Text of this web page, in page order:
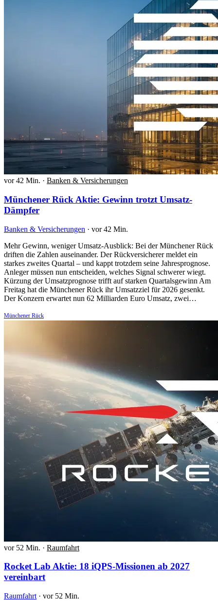
vor 42 Min. · Banken & Versicherungen
Münchener Rück Aktie: Gewinn trotzt Umsatz-
Dämpfer
Banken & Versicherungen · vor 42 Min.
Mehr Gewinn, weniger Umsatz-Ausblick: Bei der Münchener Rück
driften die Zahlen auseinander. Der Rückversicherer meldet ein
starkes zweites Quartal – und kappt trotzdem seine Jahresprognose.
Anleger müssen nun entscheiden, welches Signal schwerer wiegt.
Kürzung der Umsatzprognose trifft auf starken Quartalsgewinn Am
Freitag hat die Münchener Rück ihr Umsatzziel für 2026 gesenkt.
Der Konzern erwartet nun 62 Milliarden Euro Umsatz, zwei…
Münchener Rück
vor 52 Min. · Raumfahrt
Rocket Lab Aktie: 18 iQPS-Missionen ab 2027
vereinbart
Raumfahrt · vor 52 Min.